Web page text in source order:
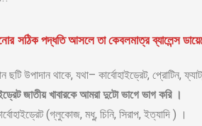
সঠিক পদ্ধতি আসলে তা কেবলমাত্র ব্যালেন্স
ছটি উপাদান থাকে, যথা– কার্বোহাইড্রেট, প্রোটিন,
জাতীয় খাবারকে আমরা দুটো ভাগে ভাগ করি ।
(গ্লুকোজ, মধু, চিনি, সিরাপ, ইত্যাদি ) ।